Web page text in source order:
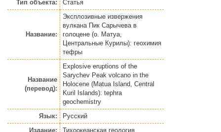
Тип объекта: Статья
Название:
Эксплозивные извержения
вулкана Пик Сарычева в
голоцене (о. Матуа,
Центральные Курилы): геохимия
тефры
Название
(перевод):
Explosive eruptions of the
Sarychev Peak volcano in the
Holocene (Matua Island, Central
Kuril Islands): tephra
geochemistry
Язык:
Русский
Издание:
Тихоокеанская геология